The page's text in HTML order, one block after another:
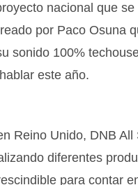
nacional que
por Paco Osuna
sonido 100%
este año.
Reino Unido, DNB
diferentes
para contar